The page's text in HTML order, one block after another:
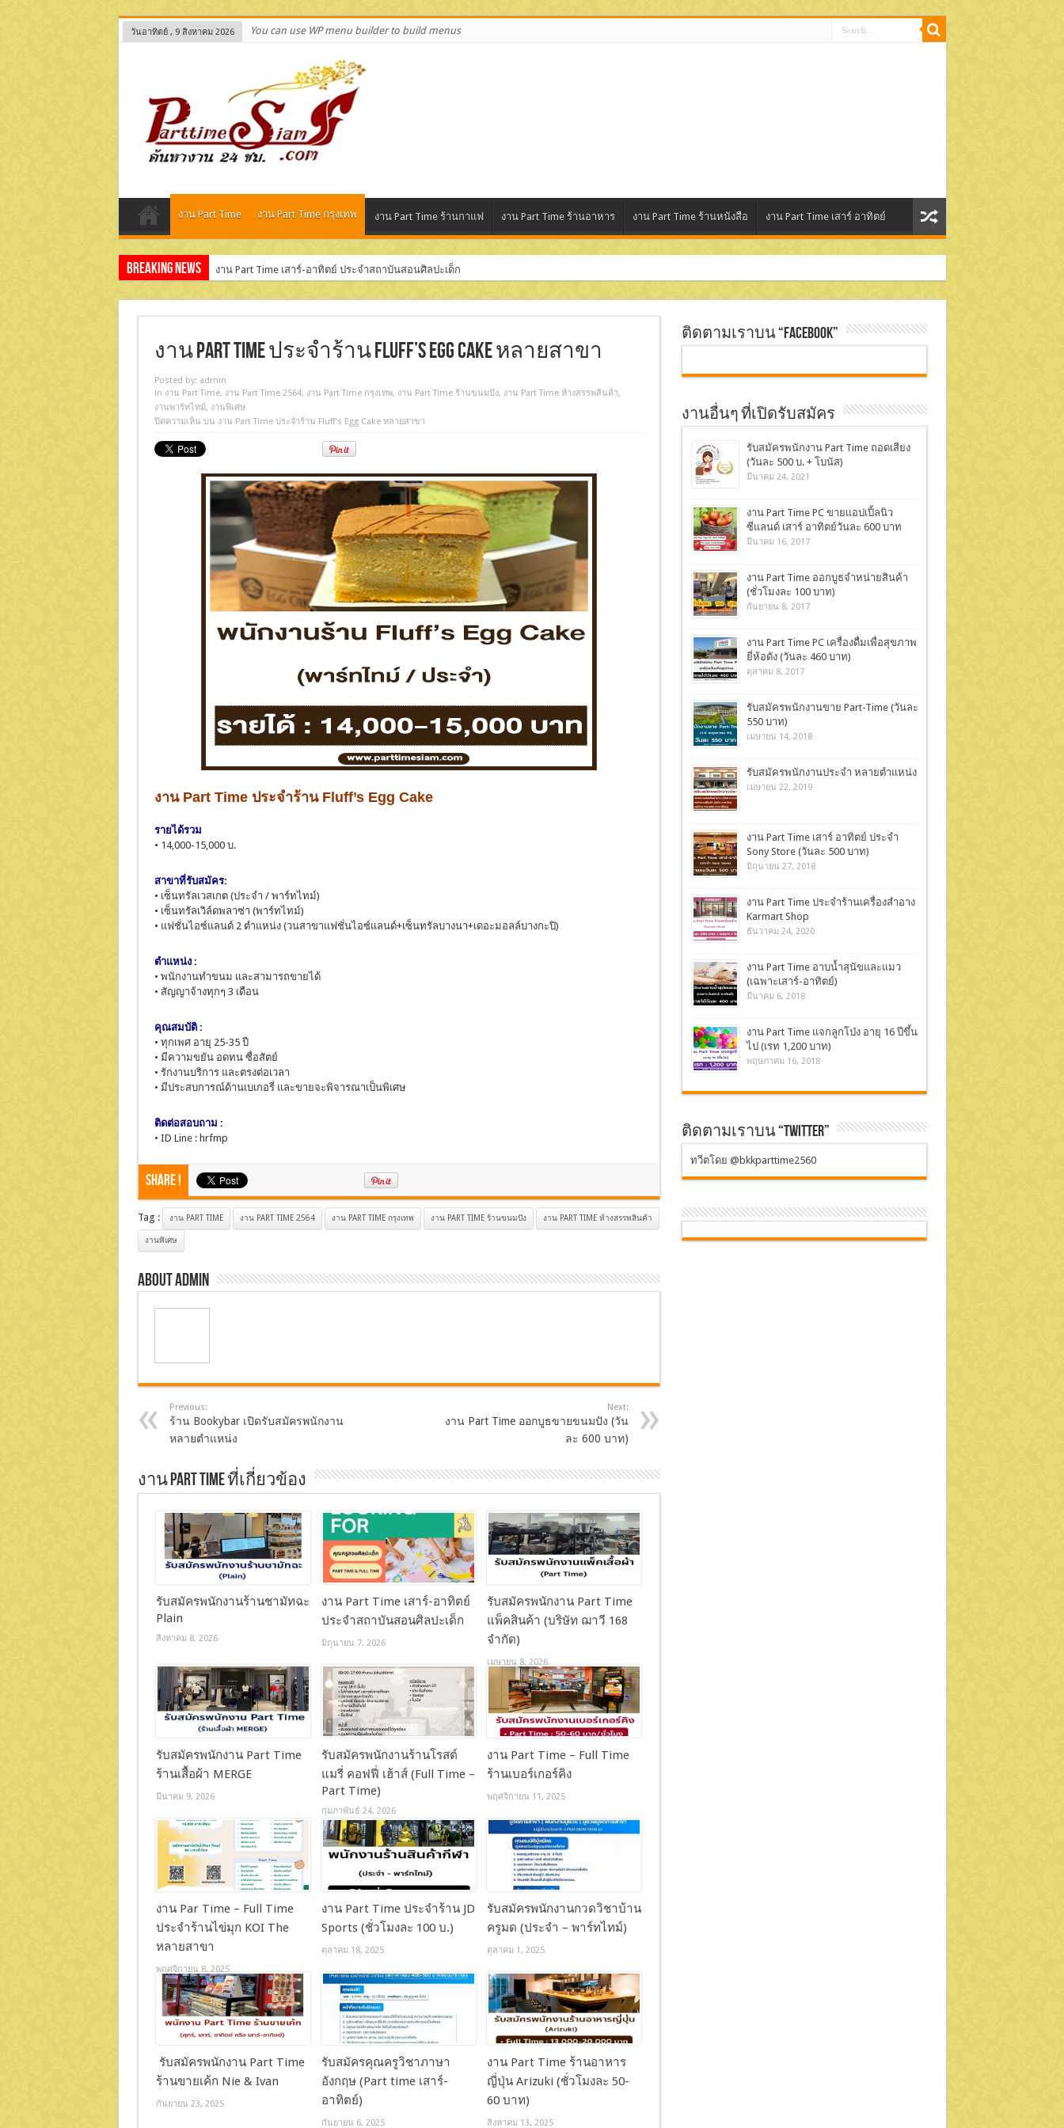
วันอาทิตย์ , 9 สิงหาคม 2026 You can use WP menu builder to build menus
งาน Part Time งาน Part Time กรุงเทพ งาน Part Time ร้านกาแฟ งาน Part Time ร้านอาหาร งาน Part Time ร้านหนังสือ งาน Part Time เสาร์ อาทิตย์
Breaking News งาน Part Time เสาร์-อาทิตย์ ประจำสถาบันสอนศิลปะเด็ก
รับสมัครพนักงาน Part Time แพ็คสินค้า (บริษัท ฌาวี 168 จำกัด)
งาน Part Time ประจำร้าน Fluff’s Egg Cake หลายสาขา
Posted by: admin
in งาน Part Time, งาน Part Time 2564, งาน Part Time กรุงเทพ, งาน Part Time ร้านขนมปัง, งาน Part Time ห้างสรรพสินค้า,
งานพาร์ทไทม์, งานพิเศษ
ปิดความเห็น บน งาน Part Time ประจำร้าน Fluff’s Egg Cake หลายสาขา
งาน Part Time ประจำร้าน Fluff’s Egg Cake
รายได้รวม
• 14,000-15,000 บ.
สาขาที่รับสมัคร:
• เซ็นทรัลเวสเกต (ประจำ / พาร์ทไทม์)
• เซ็นทรัลเวิล์ดพลาซ่า (พาร์ทไทม์)
• แฟชั่นไอซ์แลนด์ 2 ตำแหน่ง (วนสาขาแฟชั่นไอซ์แลนด์+เซ็นทรัลบางนา+เดอะมอลล์บางกะปิ)
ตำแหน่ง :
• พนักงานทำขนม และสามารถขายได้
• สัญญาจ้างทุกๆ 3 เดือน
คุณสมบัติ :
• ทุกเพศ อายุ 25-35 ปี
• มีความขยัน อดทน ซื่อสัตย์
• รักงานบริการ และตรงต่อเวลา
• มีประสบการณ์ด้านเบเกอรี่ และขายจะพิจารณาเป็นพิเศษ
ติดต่อสอบถาม :
• ID Line : hrfmp
Share !
Tag : งาน PART TIME งาน PART TIME 2564 งาน PART TIME กรุงเทพ งาน PART TIME ร้านขนมปัง งาน PART TIME ห้างสรรพสินค้า
งานพิเศษ
About admin
Previous:
ร้าน Bookybar เปิดรับสมัครพนักงาน
หลายตำแหน่ง
Next:
งาน Part Time ออกบูธขายขนมปัง (วัน
ละ 600 บาท)
งาน Part Time ที่เกี่ยวข้อง
รับสมัครพนักงานร้านชามัทฉะ
Plain
สิงหาคม 8, 2026
งาน Part Time เสาร์-อาทิตย์
ประจำสถาบันสอนศิลปะเด็ก
มิถุนายน 7, 2026
รับสมัครพนักงาน Part Time
แพ็คสินค้า (บริษัท ฌาวี 168
จำกัด)
เมษายน 8, 2026
รับสมัครพนักงาน Part Time
ร้านเสื้อผ้า MERGE
มีนาคม 9, 2026
รับสมัครพนักงานร้านโรสต์
แมรี่ คอฟฟี่ เฮ้าส์ (Full Time –
Part Time)
กุมภาพันธ์ 24, 2026
งาน Part Time – Full Time
ร้านเบอร์เกอร์คิง
พฤศจิกายน 11, 2025
งาน Par Time – Full Time
ประจำร้านไข่มุก KOI The
หลายสาขา
พฤศจิกายน 8, 2025
งาน Part Time ประจำร้าน JD
Sports (ชั่วโมงละ 100 บ.)
ตุลาคม 18, 2025
รับสมัครพนักงานกวดวิชาบ้าน
ครูมด (ประจำ – พาร์ทไทม์)
ตุลาคม 1, 2025
รับสมัครพนักงาน Part Time
ร้านขายเค้ก Nie & Ivan
กันยายน 23, 2025
รับสมัครคุณครูวิชาภาษา
อังกฤษ (Part time เสาร์-
อาทิตย์)
กันยายน 6, 2025
งาน Part Time ร้านอาหาร
ญี่ปุ่น Arizuki (ชั่วโมงละ 50-
60 บาท)
สิงหาคม 13, 2025
ติดตามเราบน “Facebook”
งานอื่นๆ ที่เปิดรับสมัคร
รับสมัครพนักงาน Part Time ถอดเสียง
(วันละ 500 บ. + โบนัส)
มีนาคม 24, 2021
งาน Part Time PC ขายเเอปเปิ้ลนิว
ซีแลนด์ เสาร์ อาทิตย์วันละ 600 บาท
มีนาคม 16, 2017
งาน Part Time ออกบูธจำหน่ายสินค้า
(ชั่วโมงละ 100 บาท)
กันยายน 8, 2017
งาน Part Time PC เครื่องดื่มเพื่อสุขภาพ
ยี่ห้อดัง (วันละ 460 บาท)
ตุลาคม 8, 2017
รับสมัครพนักงานขาย Part-Time (วันละ
550 บาท)
เมษายน 14, 2018
รับสมัครพนักงานประจำ หลายตำแหน่ง
เมษายน 22, 2019
งาน Part Time เสาร์ อาทิตย์ ประจำ
Sony Store (วันละ 500 บาท)
มิถุนายน 27, 2018
งาน Part Time ประจำร้านเครื่องสำอาง
Karmart Shop
ธันวาคม 24, 2020
งาน Part Time อาบน้ำสุนัขและแมว
(เฉพาะเสาร์-อาทิตย์)
มีนาคม 6, 2018
งาน Part Time แจกลูกโป่ง อายุ 16 ปีขึ้น
ไป (เรท 1,200 บาท)
พฤษภาคม 16, 2018
ติดตามเราบน “Twitter”
ทวีตโดย @bkkparttime2560